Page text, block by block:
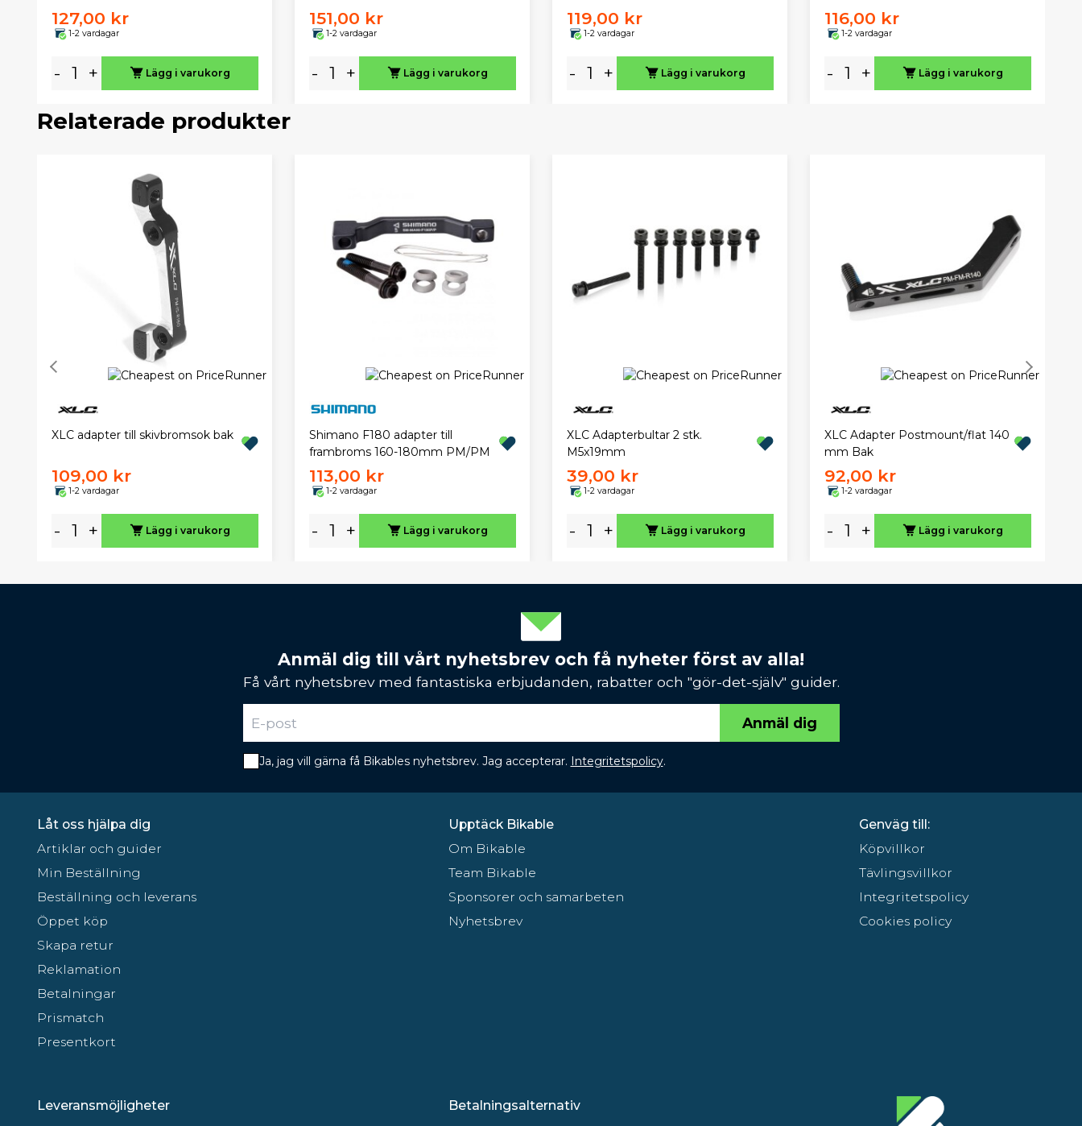
127,00 kr
1-2 vardagar
- + Lägg i varukorg
151,00 kr
1-2 vardagar
- + Lägg i varukorg
119,00 kr
1-2 vardagar
- + Lägg i varukorg
116,00 kr
1-2 vardagar
- + Lägg i varukorg
Relaterade produkter
XLC adapter till skivbromsok bak
109,00 kr
1-2 vardagar
- + Lägg i varukorg
Shimano F180 adapter till
frambroms 160-180mm PM/PM
113,00 kr
1-2 vardagar
- + Lägg i varukorg
XLC Adapterbultar 2 stk.
M5x19mm
39,00 kr
1-2 vardagar
- + Lägg i varukorg
XLC Adapter Postmount/flat 140
mm Bak
92,00 kr
1-2 vardagar
- + Lägg i varukorg
Anmäl dig till vårt nyhetsbrev och få nyheter först av alla!
Få vårt nyhetsbrev med fantastiska erbjudanden, rabatter och "gör-det-själv" guider.
Anmäl dig
Ja, jag vill gärna få Bikables nyhetsbrev. Jag accepterar. Integritetspolicy.
Låt oss hjälpa dig
Artiklar och guider
Min Beställning
Beställning och leverans
Öppet köp
Skapa retur
Reklamation
Betalningar
Prismatch
Presentkort
Upptäck Bikable
Om Bikable
Team Bikable
Sponsorer och samarbeten
Nyhetsbrev
Genväg till:
Köpvillkor
Tävlingsvillkor
Integritetspolicy
Cookies policy
Leveransmöjligheter Betalningsalternativ